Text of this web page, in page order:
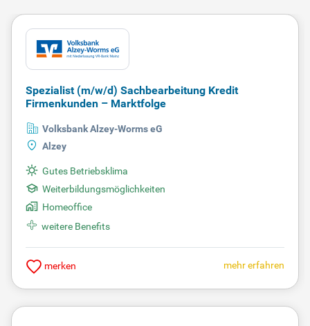
Spezialist (m/w/d) Sachbearbeitung Kredit
Firmenkunden – Marktfolge
Volksbank Alzey-Worms eG
Alzey
Gutes Betriebsklima
Weiterbildungsmöglichkeiten
Homeoffice
weitere Benefits
merken mehr erfahren